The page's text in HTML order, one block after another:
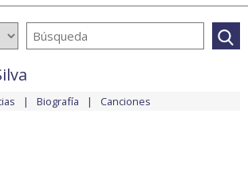
Biografía Canciones